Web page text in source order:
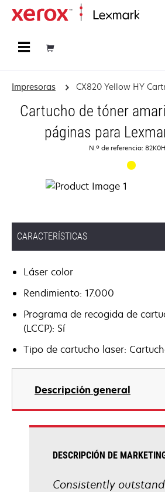
Impresoras CX820 Yellow HY
Cartucho de tóner
páginas para
N.º de referencia:
CARACTERÍSTICAS
Láser color
Rendimiento: 17.000
Programa de recogida de
(LCCP): Sí
Tipo de cartucho laser:
Descripción general
DESCRIPCIÓN DE
Consistently